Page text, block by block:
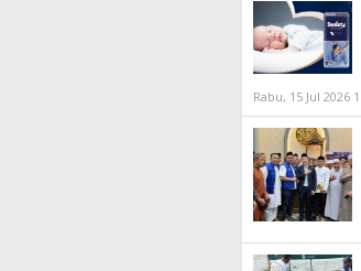
Rabu, 15 Jul 2026